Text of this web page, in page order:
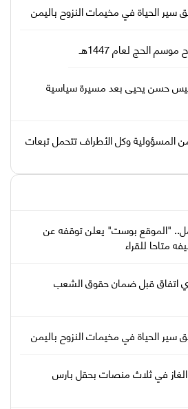
الحياة في مخيمات النزوح باليمن
الحج لعام 1447هـ
أنيس حسن يحيى بعد مسيرة سياسية
المسؤولية وكل الأطراف تتحمل تبعات
"الموقع بوست" يعلن توقفه عن
متاحا للقراء
اتفاق قبل ضمان حقوق الشعب
الحياة في مخيمات النزوح باليمن
الغاز في ثلاث منصات بحقل بارس